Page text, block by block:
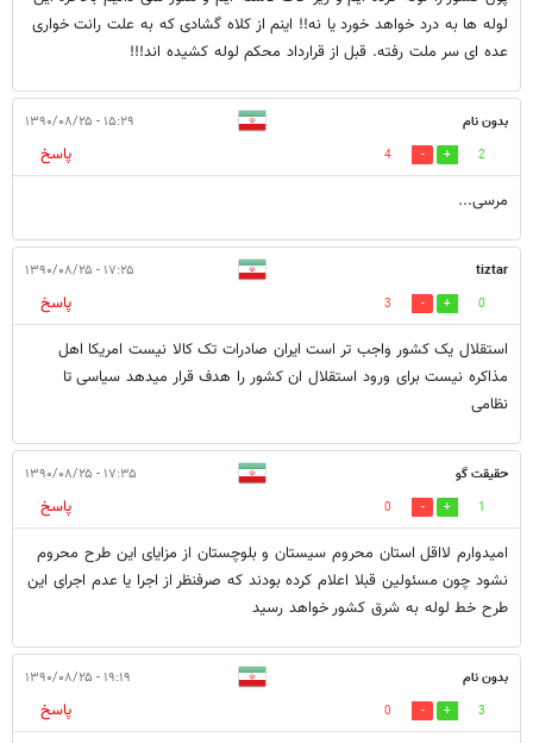
لوله ها به درد خواهد خورد یا نه!! اینم از کلاه گشادی که به علت رانت خواری
عده ای سر ملت رفته. قبل از قرارداد محکم لوله کشیده اند!!!
بدون نام ۱۵:۲۹ - ۱۳۹۰/۰۸/۲۵
2
4
پاسخ
مرسی...
tiztar ۱۷:۲۵ - ۱۳۹۰/۰۸/۲۵
0
3
پاسخ
استقلال یک کشور واجب تر است ایران صادرات تک کالا نیست امریکا اهل
مذاکره نیست برای ورود استقلال ان کشور را هدف قرار میدهد سیاسی تا
نظامی
حقیقت گو ۱۷:۳۵ - ۱۳۹۰/۰۸/۲۵
1
0
پاسخ
امیدوارم لااقل استان محروم سیستان و بلوچستان از مزایای این طرح محروم
نشود چون مسئولین قبلا اعلام کرده بودند که صرفنظر از اجرا یا عدم اجرای این
طرح خط لوله به شرق کشور خواهد رسید
بدون نام ۱۹:۱۹ - ۱۳۹۰/۰۸/۲۵
3
0
پاسخ